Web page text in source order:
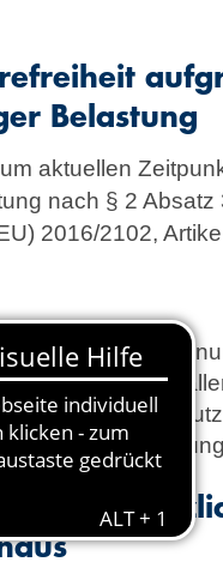
Belastung
aktuellen
nach § 2 Absatz
2016/2102,
sind nicht oder
Umstellung
die